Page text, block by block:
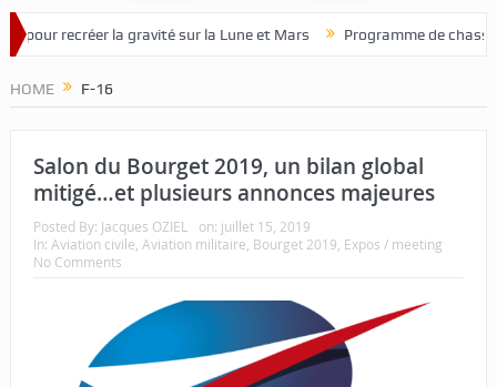
la gravité sur la Lune et Mars Programme de chasseur de
HOME F-16
Salon du Bourget 2019, un bilan global
mitigé…et plusieurs annonces majeures
Posted By: Jacques OZIEL on: juillet 15, 2019
In: Aviation civile Aviation militaire Bourget 2019 Expos / meeting
No Comments